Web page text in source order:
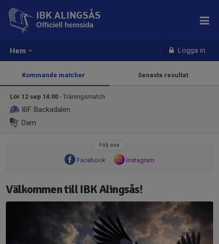
Hem Logga in
IBK ALINGSÅS
Officiell hemsida
Kommande matcher Senaste resultat
Lör 12 sep 14:00 - Träningsmatch
IBF Backadalen
Dam
Följ oss
Facebook Instagram
Välkommen till IBK Alingsås!